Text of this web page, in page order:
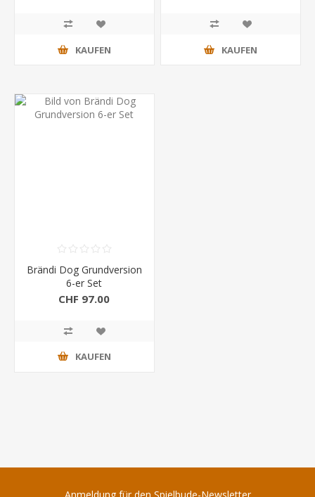
KAUFEN KAUFEN
Brändi Dog Grundversion
6-er Set
CHF 97.00
KAUFEN